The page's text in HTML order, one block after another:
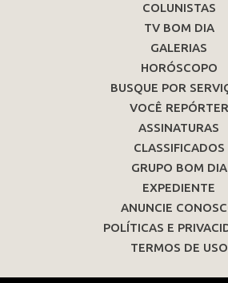
COLUNISTAS
TV BOM DIA
GALERIAS
HORÓSCOPO
BUSQUE POR
VOCÊ REPÓRTER
ASSINATURAS
CLASSIFICADOS
GRUPO BOM DIA
EXPEDIENTE
ANUNCIE
POLÍTICAS E
TERMOS DE USO